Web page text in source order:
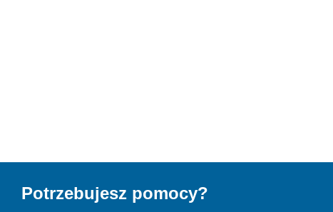
Potrzebujesz pomocy?